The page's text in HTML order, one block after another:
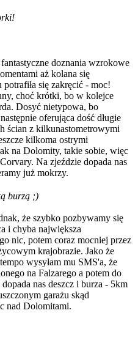
doznania wzrokowe
aż kolana się
się zakręcić - moc!
choć krótki, bo w kolejce
Dosyć nietypowa, bo
oferująca dość długie
ścian z kilkunastometrowymi
kilkoma ostrymi
na Dolomity, takie sobie, więc
Na zjeździe dopada nas
już mokrzy.
burzą ;)
że szybko pozbywamy się
i chyba największa
nic, potem coraz mocniej przez
krajobrazie. Jako że
wysyłam mu SMS'a, że
na Falzarego a potem do
nas deszcz i burza - 5km
garażu skąd
nad Dolomitami.